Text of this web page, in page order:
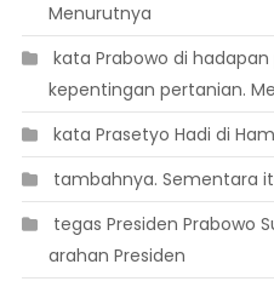
Menurutnya
 kata Prabowo di
kepentingan pertanian.
 kata Prasetyo Hadi di
 tambahnya. Sementara
 tegas Presiden Prabowo
arahan Presiden